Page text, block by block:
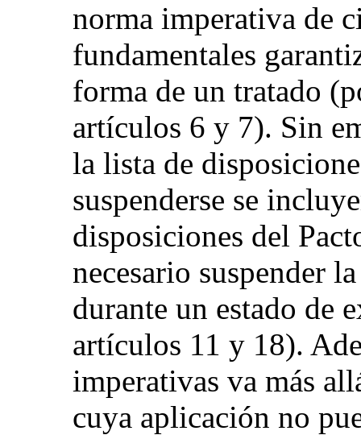
norma imperativa de
fundamentales
forma de un tratado
artículos 6 y 7). Sin
la lista de
suspenderse se
disposiciones del
necesario suspender
durante un estado de
artículos 11 y 18).
imperativas va más
cuya aplicación no